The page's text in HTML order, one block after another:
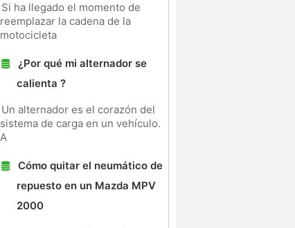
Si ha llegado el momento de
reemplazar la cadena de la
motocicleta
¿Por qué mi alternador se
calienta ?
Un alternador es el corazón del
sistema de carga en un vehículo.
A
Cómo quitar el neumático de
repuesto en un Mazda MPV
2000